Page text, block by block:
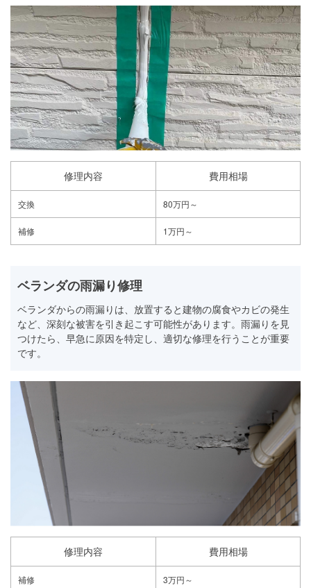
修理内容 費用相場
交換 80万円～
補修 1万円～
ベランダの雨漏り修理
ベランダからの雨漏りは、放置すると建物の腐食やカビの発生
など、深刻な被害を引き起こす可能性があります。雨漏りを見
つけたら、早急に原因を特定し、適切な修理を行うことが重要
です。
修理内容 費用相場
補修 3万円～